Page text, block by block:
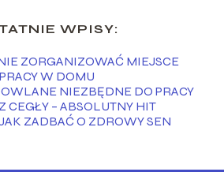
WPISY:
ZORGANIZOWAĆ MIEJSCE
PRACY W DOMU
NIEZBĘDNE DO PRACY
CEGŁY – ABSOLUTNY HIT
ZADBAĆ O ZDROWY SEN